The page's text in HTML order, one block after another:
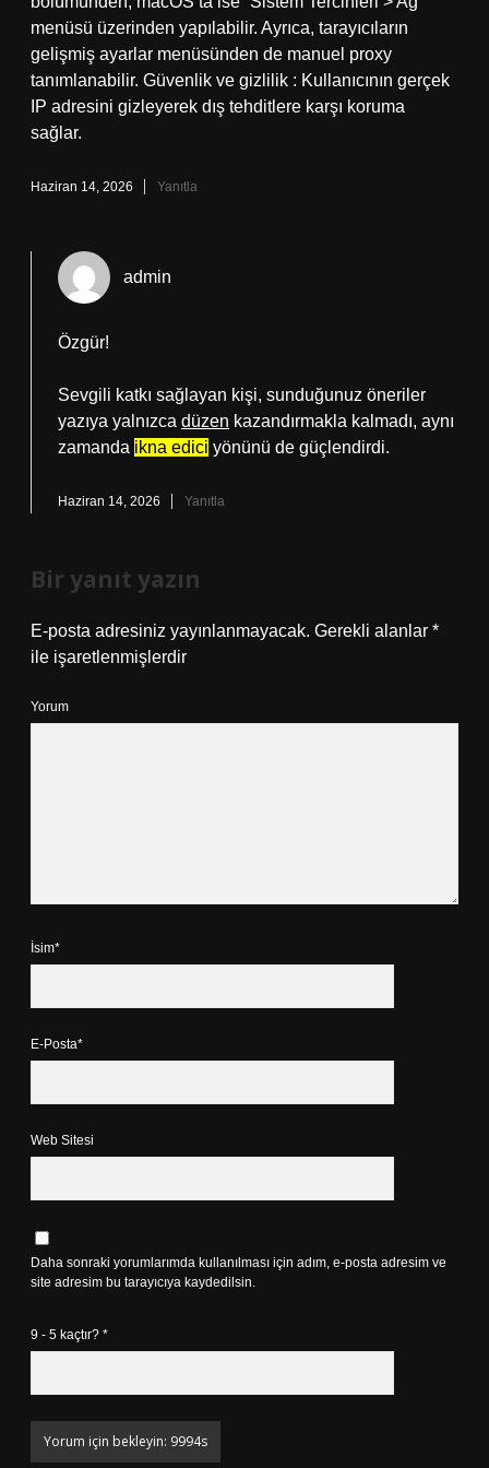
menüsü üzerinden yapılabilir. Ayrıca, tarayıcıların
gelişmiş ayarlar menüsünden de manuel proxy
tanımlanabilir. Güvenlik ve gizlilik : Kullanıcının gerçek
IP adresini gizleyerek dış tehditlere karşı koruma
sağlar.
Haziran 14, 2026 Yanıtla
admin
Özgür!
Sevgili katkı sağlayan kişi, sunduğunuz öneriler
yazıya yalnızca düzen kazandırmakla kalmadı, aynı
zamanda ikna edici yönünü de güçlendirdi.
Haziran 14, 2026 Yanıtla
Bir yanıt yazın
E-posta adresiniz yayınlanmayacak. Gerekli alanlar *
ile işaretlenmişlerdir
Yorum
İsim*
E-Posta*
Web Sitesi
Daha sonraki yorumlarımda kullanılması için adım, e-posta adresim ve
site adresim bu tarayıcıya kaydedilsin.
9 - 5 kaçtır? *